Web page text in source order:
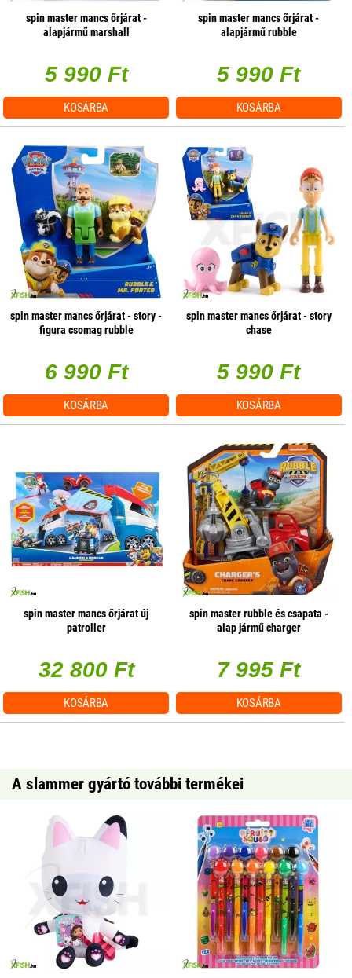
spin master mancs őrjárat -
alapjármű marshall
5 990 Ft
KOSÁRBA
spin master mancs őrjárat -
alapjármű rubble
5 990 Ft
KOSÁRBA
spin master mancs őrjárat - story -
figura csomag rubble
6 990 Ft
KOSÁRBA
spin master mancs őrjárat - story
chase
5 990 Ft
KOSÁRBA
spin master mancs őrjárat új
patroller
32 800 Ft
KOSÁRBA
spin master rubble és csapata -
alap jármű charger
7 995 Ft
KOSÁRBA
A slammer gyártó további termékei